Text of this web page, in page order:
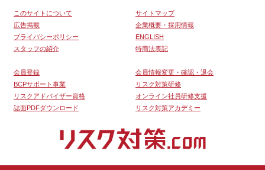
このサイトについて
サイトマップ
広告掲載
企業概要・採用情報
プライバシーポリシー
ENGLISH
スタッフの紹介
特商法表記
会員登録
会員情報変更・確認・退会
BCPサポート事業
リスク対策研修
リスクアドバイザー資格
オンライン社員研修支援
誌面PDFダウンロード
リスク対策アカデミー